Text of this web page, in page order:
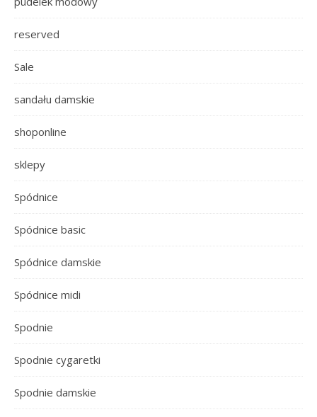
reserved
Sale
sandału damskie
shoponline
sklepy
Spódnice
Spódnice basic
Spódnice damskie
Spódnice midi
Spodnie
Spodnie cygaretki
Spodnie damskie